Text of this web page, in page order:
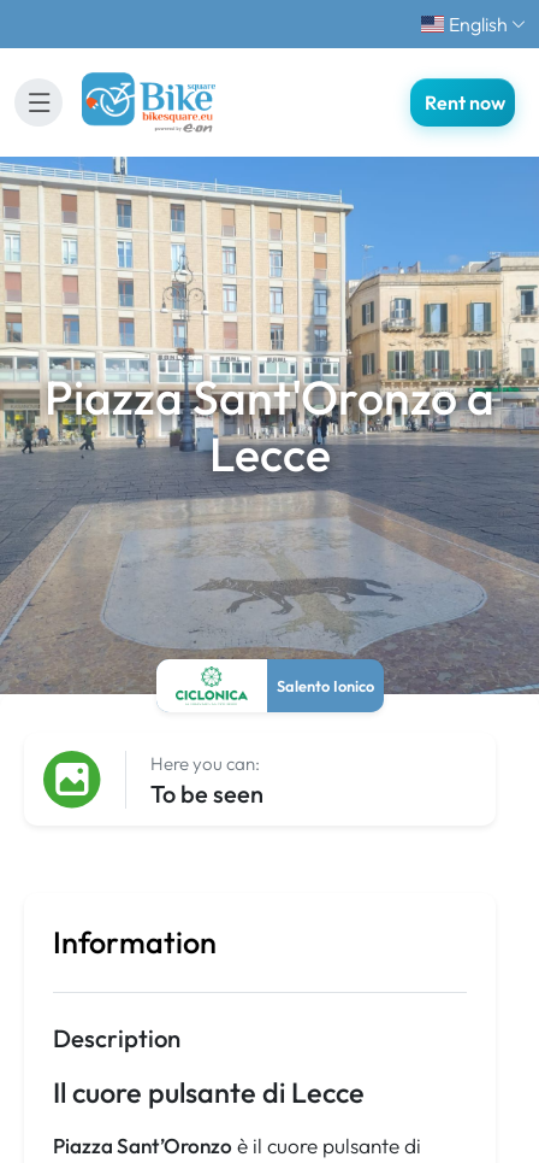
English
Rent now
Piazza Sant'Oronzo a
Lecce
Salento Ionico
Here you can:
To be seen
Information
Description
Il cuore pulsante di Lecce
Piazza Sant’Oronzoè il cuore pulsante di